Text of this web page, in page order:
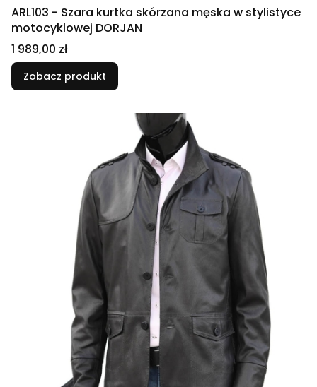
ARL103 - Szara kurtka skórzana męska w stylistyce
motocyklowej DORJAN
Cena
1 989,00 zł
Zobacz produkt